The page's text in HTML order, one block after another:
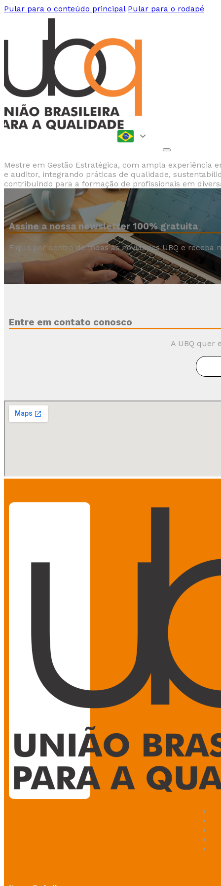
Pular para o conteúdo principal Pular para o rodapé
Mestre em Gestão Estratégica, com ampla experiência
e auditor, integrando práticas de qualidade,
contribuindo para a formação de profissionais em
Assine a nossa newsletter 100% gratuita
Fique por dentro de todas as novidades UBQ e receba
Entre em contato conosco
A UBQ quer